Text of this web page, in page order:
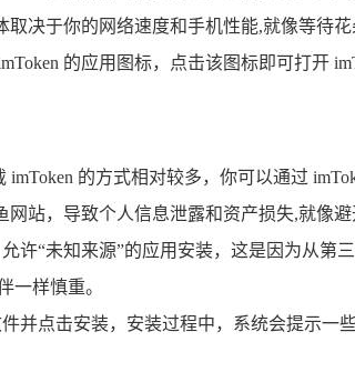
决于你的网络速度和手机性能,就像等待花
的应用图标，点击该图标即可打开
imToken 的方式相对较多，你可以通过
站，导致个人信息泄露和资产损失,就像避
允许“未知来源”的应用安装，这是因为从
一样慎重。
并点击安装，安装过程中，系统会提示